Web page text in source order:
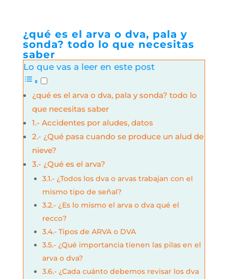
¿qué es el arva o dva, pala y
sonda? todo lo que necesitas
saber
Lo que vas a leer en este post
¿qué es el arva o dva, pala y sonda? todo lo
que necesitas saber
1.- Accidentes por aludes, datos
2.- ¿Qué pasa cuando se produce un alud de
nieve?
3.- ¿Qué es el arva?
3.1.- ¿Todos los dva o arvas trabajan con el
mismo tipo de señal?
3.2.- ¿Es lo mismo el arva o dva qué el
recco?
3.4.- Tipos de ARVA o DVA
3.5.- ¿Qué importancia tienen las pilas en el
arva o dva?
3.6.- ¿Cada cuánto debemos revisar los dva